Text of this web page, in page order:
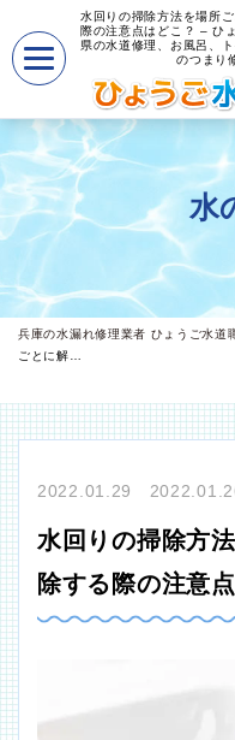
水回りの掃除方法を場所
際の注意点はどこ？ – ひ
県の水道修理、お風呂、
のつまり
水
兵庫の水漏れ修理業者 ひょうご水道
ごとに解…
2022.01.29
水回りの掃除方
除する際の注意